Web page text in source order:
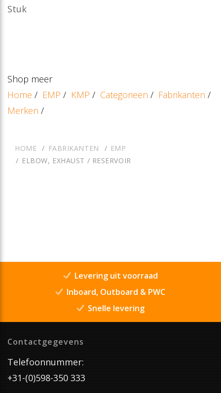
Stuk
Shop meer
Home / EMP / KMP / Categorieën / Fabrikanten /
Merken /
HOME FABRIKANTEN
EMP
ELBOW, EXHAUST / RESERVOIR
Levering uit voorraad
Inboard, Outboard & PWC
Snelle levering
Contactgegevens
Telefoonnummer:
+31-(0)598-350 333